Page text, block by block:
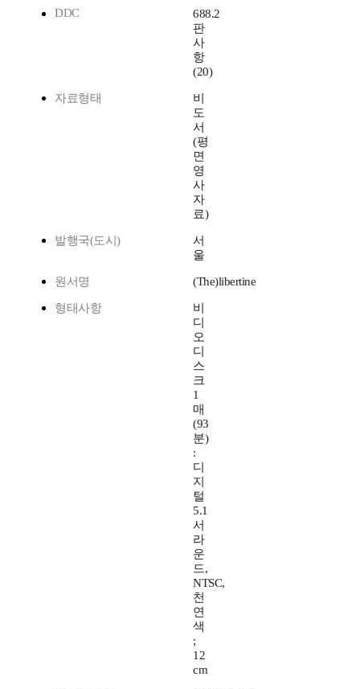
DDC
688.2
판
사
항
(20)
자료형태
비
도
서
(평
면
영
사
자
료)
발행국(도시)
서
울
원서명 (The)libertine
형태사항
비
디
오
디
스
크
1
매
(93
분)
:
디
지
털
5.1
서
라
운
드,
NTSC,
천
연
색
;
12
cm